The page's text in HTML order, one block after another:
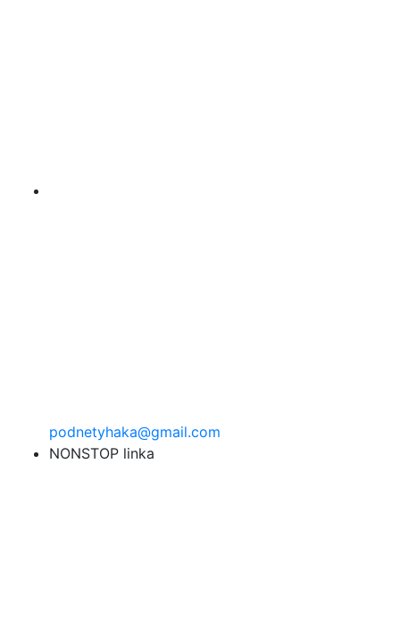
podnetyhaka@gmail.com
NONSTOP linka